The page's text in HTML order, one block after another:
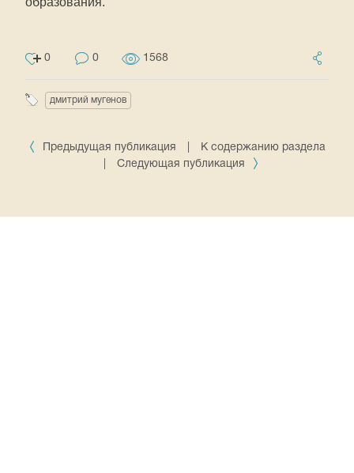
0 0 1568
дмитрий мугенов
Предыдущая публикация
К содержанию раздела
Следующая публикация